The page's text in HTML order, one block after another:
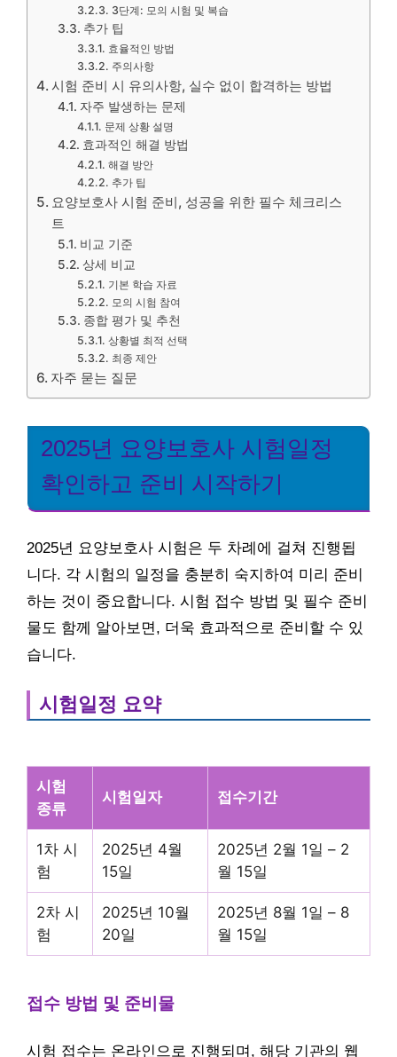
3단계: 모의 시험 및 복습
추가 팁
효율적인 방법
주의사항
시험 준비 시 유의사항, 실수 없이 합격하는 방법
자주 발생하는 문제
문제 상황 설명
효과적인 해결 방법
해결 방안
추가 팁
요양보호사 시험 준비, 성공을 위한 필수 체크리스
트
비교 기준
상세 비교
기본 학습 자료
모의 시험 참여
종합 평가 및 추천
상황별 최적 선택
최종 제안
자주 묻는 질문
2025년 요양보호사 시험일정
확인하고 준비 시작하기
2025년 요양보호사 시험은 두 차례에 걸쳐 진행됩
니다. 각 시험의 일정을 충분히 숙지하여 미리 준비
하는 것이 중요합니다. 시험 접수 방법 및 필수 준비
물도 함께 알아보면, 더욱 효과적으로 준비할 수 있
습니다.
시험일정 요약
시험
종류
시험일자 접수기간
1차 시
험
2025년 4월
15일
2025년 2월 1일 – 2
월 15일
2차 시
험
2025년 10월
20일
2025년 8월 1일 – 8
월 15일
접수 방법 및 준비물
시험 접수는 온라인으로 진행되며, 해당 기관의 웹